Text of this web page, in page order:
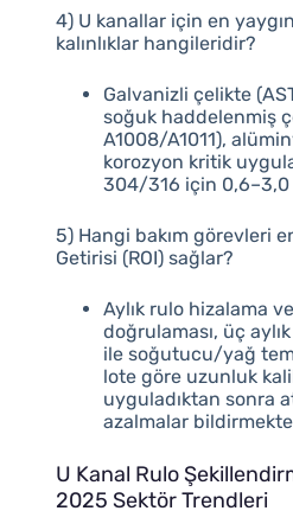
4) U kanallar için en
kalınlıklar hangileridir?
Galvanizli çelikte
soğuk haddelenmiş
A1008/A1011),
korozyon kritik
304/316 için 0,6–3,0
5) Hangi bakım görevleri
Getirisi (ROI) sağlar?
Aylık rulo hizalama
doğrulaması, üç
ile soğutucu/yağ
lote göre uzunluk
uyguladıktan sonra
azalmalar
U Kanal Rulo
2025 Sektör Trendleri